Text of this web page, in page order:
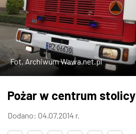
W WARSZAWIE
MARKETPLACE
Fot. Archiwum Wawa.net.pl
Pożar w centrum stolicy
Dodano: 04.07.2014 r.